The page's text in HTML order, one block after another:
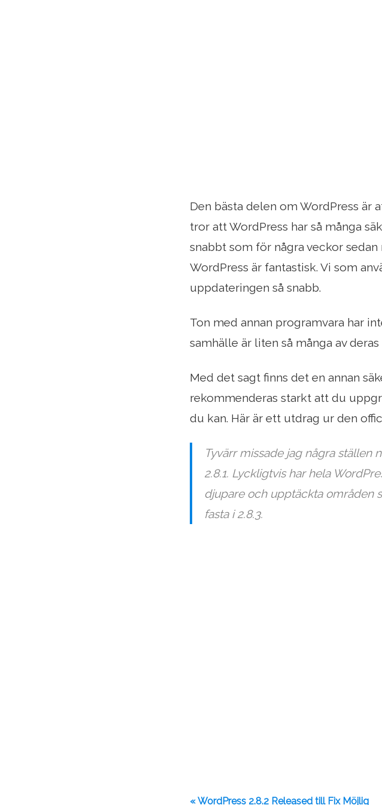
Den bästa delen om WordPress är
tror att WordPress har så många
snabbt som för några veckor sedan
WordPress är fantastisk. Vi som
uppdateringen så snabb.
Ton med annan programvara har
samhälle är liten så många av
Med det sagt finns det en annan
rekommenderas starkt att du
du kan. Här är ett utdrag ur den
Tyvärr missade jag några ställen
2.8.1. Lyckligtvis har hela
djupare och upptäckta områden
fasta i 2.8.3.
« WordPress 2.8.2 Released till Fix Möjlig